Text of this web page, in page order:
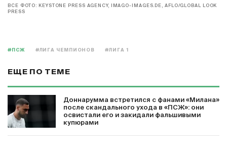
ВСЕ ФОТО: KEYSTONE PRESS AGENCY, IMAGO-IMAGES.DE, AFLO/GLOBAL LOOK
PRESS
#ПСЖ #ЛИГА ЧЕМПИОНОВ #ЛИГА 1
ЕЩЕ ПО ТЕМЕ
Доннарумма встретился с фанами «Милана»
после скандального ухода в «ПСЖ»: они
освистали его и закидали фальшивыми
купюрами